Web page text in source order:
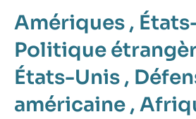
Amériques ,
Politique
États-Unis ,
américaine ,